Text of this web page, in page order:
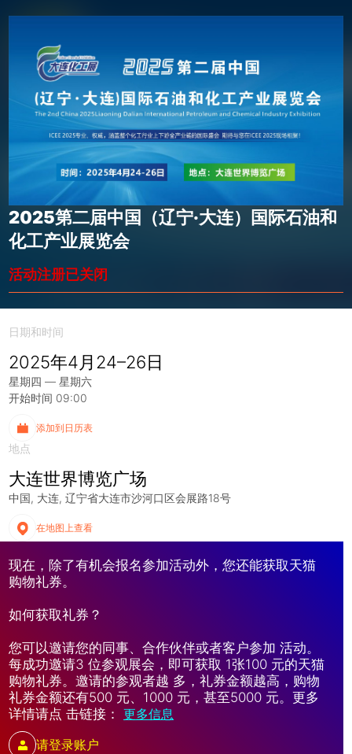
2025第二届中国（辽宁·大连）国际石油和
化工产业展览会
活动注册已关闭
日期和时间
2025年4月24–26日
星期四 — 星期六
开始时间 09:00
添加到日历表
地点
大连世界博览广场
中国 大连 辽宁省大连市沙河口区会展路18号‌
在地图上查看
现在，除了有机会报名参加活动外，您还能获取天猫
购物礼券。
如何获取礼券？
您可以邀请您的同事、合作伙伴或者客户参加 活动。
每成功邀请3 位参观展会，即可获取 1张100 元的天猫
购物礼券。邀请的参观者越 多，礼券金额越高，购物
礼券金额还有500 元、1000 元，甚至5000 元。更多
详情请点 击链接： 更多信息
请登录账户